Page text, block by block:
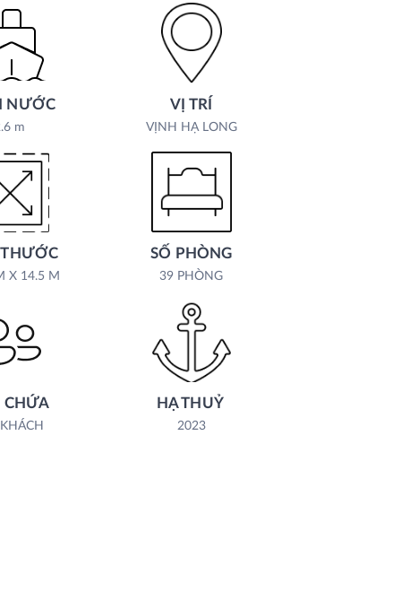
NƯỚC
m
VỊ TRÍ
VỊNH HẠ LONG
X 14.5 M
SỐ PHÒNG
39 PHÒNG
CHỨA HẠ THUỶ
2023